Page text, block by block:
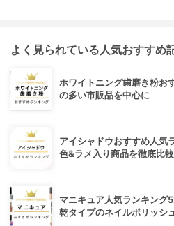
よく見られている人気おすすめ
ホワイトニング歯磨き粉お
の多い市販品を中心に
アイシャドウおすすめ人気
色&ラメ入り商品を徹底比較
マニキュア人気ランキング
乾タイプのネイルポリッシ